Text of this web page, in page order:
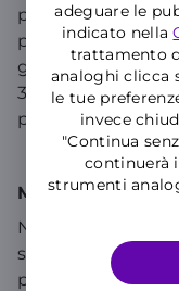
adeguare le
indicato nella
trattamento
analoghi clicca
le tue
invece
"Continua
continuerà
strumenti
presupposti, dalla
parte di Wind Tre.
gestite
30 giorni dalla
prevista.
Misure per
Nei casi di cecità
sordità, la richiesta
prevista per le